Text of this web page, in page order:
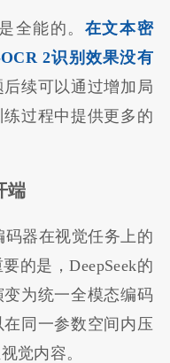
全能的。 在文本密
2识别效果没有
后续可以通过增加局
过程中提供更多的
端
码器在视觉任务上的
的是，DeepSeek的
为统一全模态编码
同一参数空间内压
觉内容。